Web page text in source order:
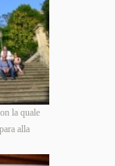
la quale
alla